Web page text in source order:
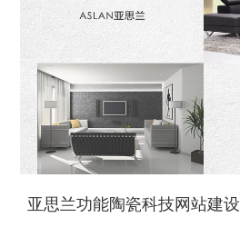
亚思兰功能陶瓷科技网站建设